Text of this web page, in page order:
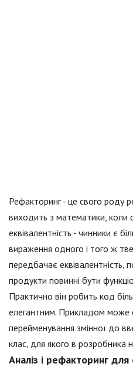
Рефакторинг - це свого роду
виходить з математики, коли
еквівалентність - чинники є
вираження одного і того ж
передбачає еквівалентність,
продукти повинні бути
Практично він робить код
елегантним. Прикладом може
перейменування змінної до
клас, для якого в розробника
Аналіз і рефакторинг